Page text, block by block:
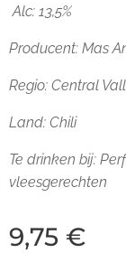
Alc: 13,5%
Producent: Mas
Regio: Central
Land: Chili
Te drinken bij:
vleesgerechten
9,75 €